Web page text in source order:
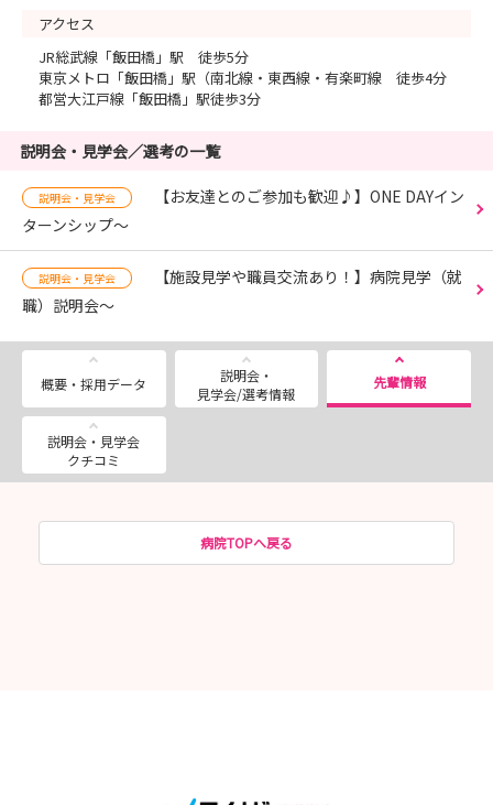
アクセス
JR総武線「飯田橋」駅 徒歩5分
東京メトロ「飯田橋」駅（南北線・東西線・有楽町線 徒歩4分
都営大江戸線「飯田橋」駅徒歩3分
説明会・見学会／選考の一覧
説明会・見学会
【お友達とのご参加も歓迎♪】ONE DAYイン
ターンシップ～
説明会・見学会
【施設見学や職員交流あり！】病院見学（就
職）説明会～
概要・採用データ
説明会・
見学会/選考情報
先輩情報
説明会・見学会
クチコミ
病院TOPへ戻る